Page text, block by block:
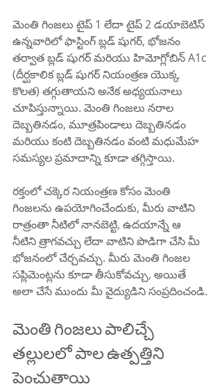
మెంతి గింజలు టైప్ 1 లేదా టైప్ 2 డయాబెటిస్
ఉన్నవారిలో ఫాస్టింగ్ బ్లడ్ షుగర్, భోజనం
తర్వాత బ్లడ్ షుగర్ మరియు హిమోగ్లోబిన్ A1c
(దీర్ఘకాలిక బ్లడ్ షుగర్ నియంత్రణ యొక్క
కొలత) తగ్గుతాయని అనేక అధ్యయనాలు
చూపిస్తున్నాయి. మెంతి గింజలు నరాల
దెబ్బతినడం, మూత్రపిండాలు దెబ్బతినడం
మరియు కంటి దెబ్బతినడం వంటి మధుమేహ
సమస్యల ప్రమాదాన్ని కూడా తగ్గిస్తాయి.
రక్తంలో చక్కెర నియంత్రణ కోసం మెంతి
గింజలను ఉపయోగించేందుకు, మీరు వాటిని
రాత్రంతా నీటిలో నానబెట్టి, ఉదయాన్నే ఆ
నీటిని త్రాగవచ్చు లేదా వాటిని పొడిగా చేసి మీ
భోజనంలో చేర్చవచ్చు. మీరు మెంతి గింజల
సప్లిమెంట్లను కూడా తీసుకోవచ్చు, అయితే
అలా చేసే ముందు మీ వైద్యుడిని సంప్రదించండి.
మెంతి గింజలు పాలిచ్చే
తల్లులలో పాల ఉత్పత్తిని
పెంచుతాయి